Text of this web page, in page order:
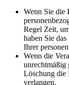
Wenn Sie die
Regel Zeit,
haben Sie
Ihrer
Wenn die
unrechtmäßig
Löschung die
verlangen.